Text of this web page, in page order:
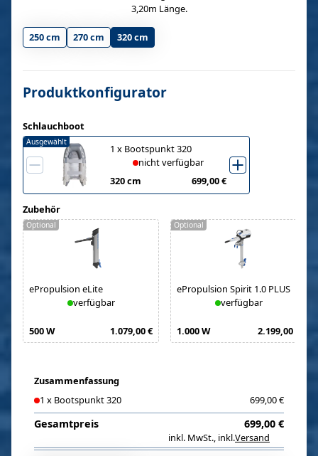
3,20m Länge.
250 cm 270 cm 320 cm
Produktkonfigurator
Schlauchboot
1 x Bootspunkt 320
nicht verfügbar
320 cm
699,00 €
Ausgewählt
Zubehör
ePropulsion eLite
verfügbar
500 W 1.079,00 €
Optional
ePropulsion Spirit 1.0 PLUS
verfügbar
1.000 W 2.199,00 €
Optional
Zusammenfassung
1 x Bootspunkt 320 699,00 €
Gesamtpreis
inkl. MwSt., inkl.Versand
699,00 €